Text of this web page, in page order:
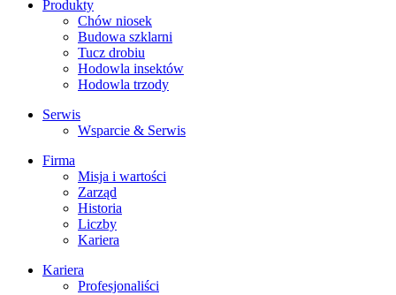
Produkty
Chów niosek
Budowa szklarni
Tucz drobiu
Hodowla insektów
Hodowla trzody
Serwis
Wsparcie & Serwis
Firma
Misja i wartości
Zarząd
Historia
Liczby
Kariera
Kariera
Profesjonaliści